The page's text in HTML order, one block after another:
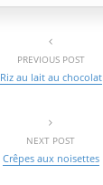
PREVIOUS POST
Riz au lait au chocolat
NEXT POST
Crêpes aux noisettes